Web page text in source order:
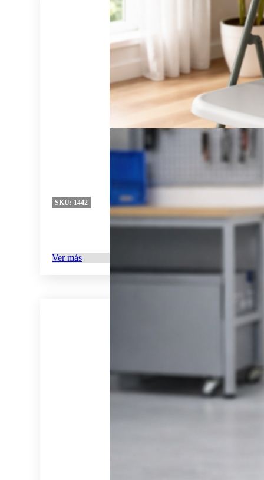
SKU: 1442
Ver más